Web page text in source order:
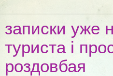
записки уже
туриста і
роздовбая